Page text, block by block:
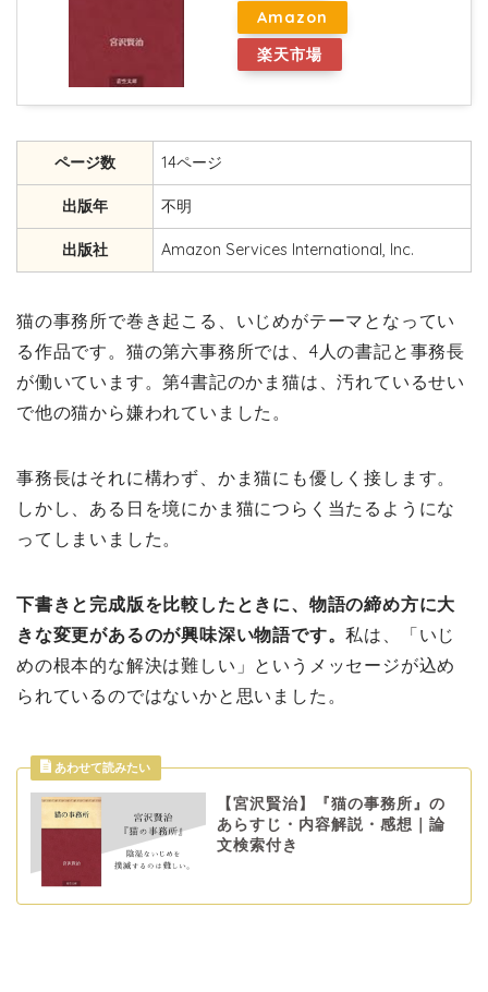
Amazon
楽天市場
ページ数 14ページ
出版年 不明
出版社 Amazon Services International, Inc.
猫の事務所で巻き起こる、いじめがテーマとなってい
る作品です。猫の第六事務所では、4人の書記と事務長
が働いています。第4書記のかま猫は、汚れているせい
で他の猫から嫌われていました。
事務長はそれに構わず、かま猫にも優しく接します。
しかし、ある日を境にかま猫につらく当たるようにな
ってしまいました。
下書きと完成版を比較したときに、物語の締め方に大
きな変更があるのが興味深い物語です。私は、「いじ
めの根本的な解決は難しい」というメッセージが込め
られているのではないかと思いました。
【宮沢賢治】『猫の事務所』の
あらすじ・内容解説・感想｜論
文検索付き